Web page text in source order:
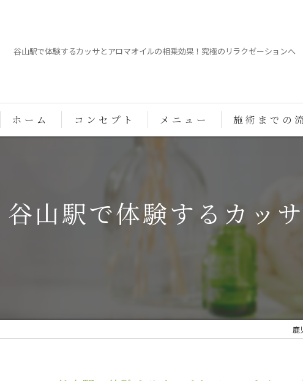
谷山駅で体験するカッサとアロマオイルの相乗効果！究極のリラクゼーションへ
ホーム コンセプト メニュー 施術までの
谷山駅で体験するカッ
鹿